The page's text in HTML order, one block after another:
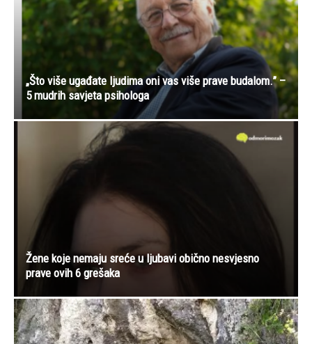
„Što više ugađate ljudima oni vas više prave budalom.” –
5 mudrih savjeta psihologa
Žene koje nemaju sreće u ljubavi obično nesvjesno
prave ovih 6 grešaka